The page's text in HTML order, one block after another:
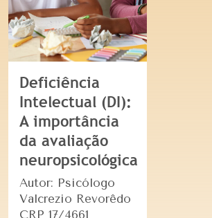
Deficiência
Intelectual (DI):
A importância
da avaliação
neuropsicológica
Autor: Psicólogo
Valcrezio Revorêdo
CRP 17/4661